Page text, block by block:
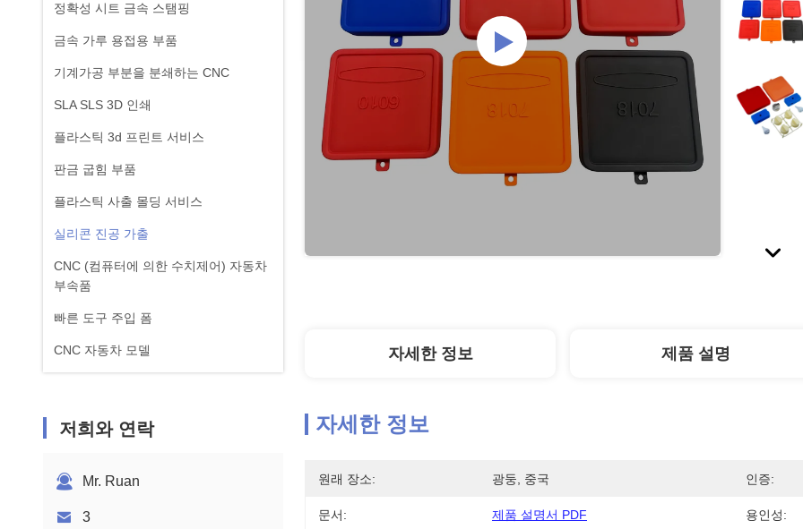
정확성 시트 금속 스탬핑
금속 가루 용접용 부품
기계가공 부분을 분쇄하는 CNC
SLA SLS 3D 인쇄
플라스틱 3d 프린트 서비스
판금 굽힘 부품
플라스틱 사출 몰딩 서비스
실리콘 진공 가출
CNC (컴퓨터에 의한 수치제어) 자동차
부속품
빠른 도구 주입 폼
CNC 자동차 모델
저희와 연락
Mr. Ruan
3
자세한 정보 제품 설명
자세한 정보
원래 장소: 광둥, 중국 인증:
문서: 제품 설명서 PDF 용인성: